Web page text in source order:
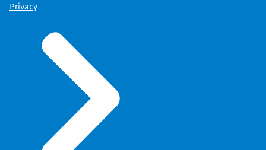
Privacy